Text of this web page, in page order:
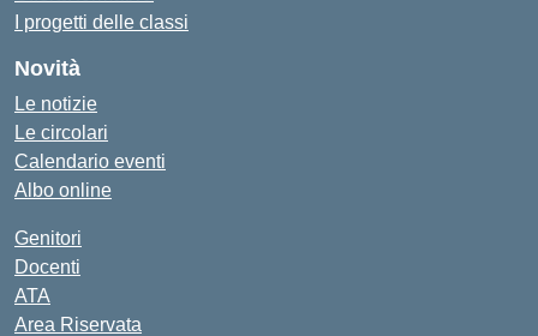
I progetti delle classi
Novità
Le notizie
Le circolari
Calendario eventi
Albo online
Genitori
Docenti
ATA
Area Riservata